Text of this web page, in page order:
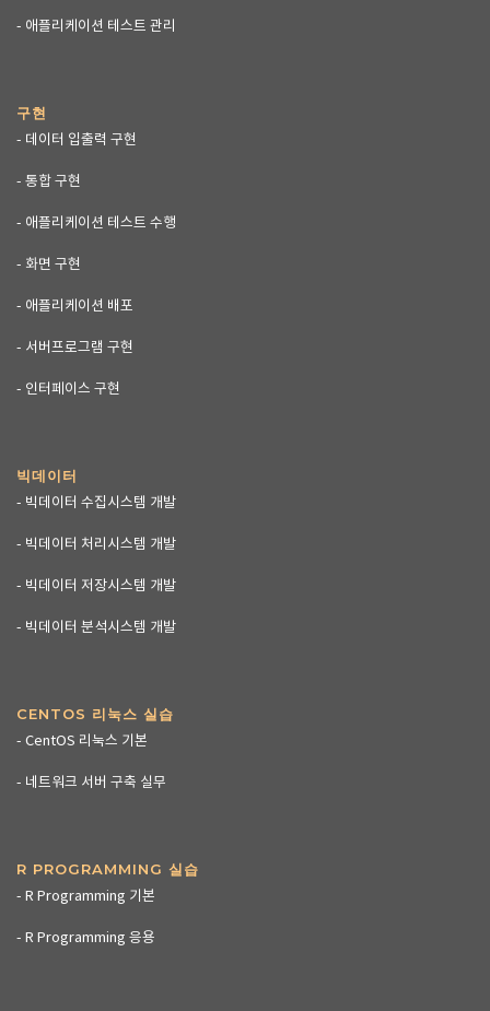
- 애플리케이션 테스트 관리
구현
- 데이터 입출력 구현
- 통합 구현
- 애플리케이션 테스트 수행
- 화면 구현
- 애플리케이션 배포
- 서버프로그램 구현
- 인터페이스 구현
빅데이터
- 빅데이터 수집시스템 개발
- 빅데이터 처리시스템 개발
- 빅데이터 저장시스템 개발
- 빅데이터 분석시스템 개발
CENTOS 리눅스 실습
- CentOS 리눅스 기본
- 네트워크 서버 구축 실무
R PROGRAMMING 실습
- R Programming 기본
- R Programming 응용